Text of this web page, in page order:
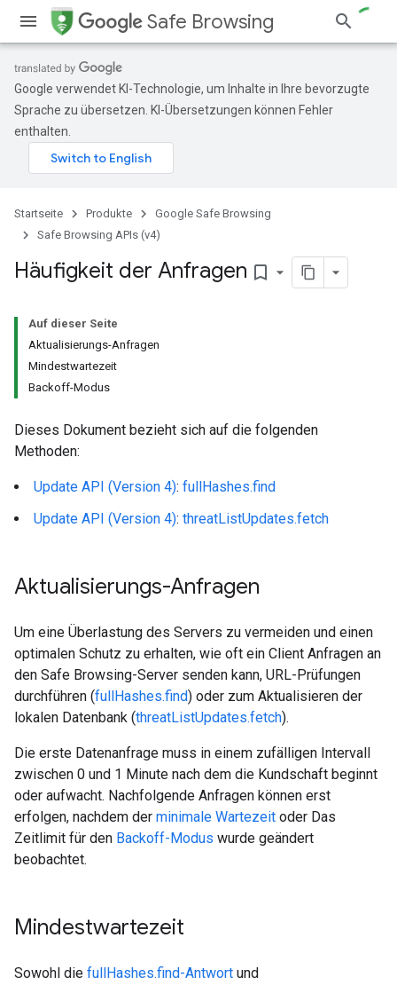
Safe Browsing
Google verwendet KI-Technologie, um Inhalte in Ihre bevorzugte
Sprache zu übersetzen. KI-Übersetzungen können Fehler
enthalten.
Startseite Produkte
Google Safe Browsing
Safe Browsing APIs (v4)
Häufigkeit der Anfragen bookmark_border
Auf dieser Seite
Aktualisierungs-Anfragen
Mindestwartezeit
Backoff-Modus
Dieses Dokument bezieht sich auf die folgenden
Methoden:
Update API (Version 4): fullHashes.find
Update API (Version 4): threatListUpdates.fetch
Aktualisierungs-Anfragen
Um eine Überlastung des Servers zu vermeiden und einen
optimalen Schutz zu erhalten, wie oft ein Client Anfragen an
den Safe Browsing-Server senden kann, URL-Prüfungen
durchführen (fullHashes.find) oder zum Aktualisieren der
lokalen Datenbank (threatListUpdates.fetch).
Die erste Datenanfrage muss in einem zufälligen Intervall
zwischen 0 und 1 Minute nach dem die Kundschaft beginnt
oder aufwacht. Nachfolgende Anfragen können erst
erfolgen, nachdem der minimale Wartezeit oder Das
Zeitlimit für den Backoff-Modus wurde geändert
beobachtet.
Mindestwartezeit
Sowohl die fullHashes.find-Antwort und